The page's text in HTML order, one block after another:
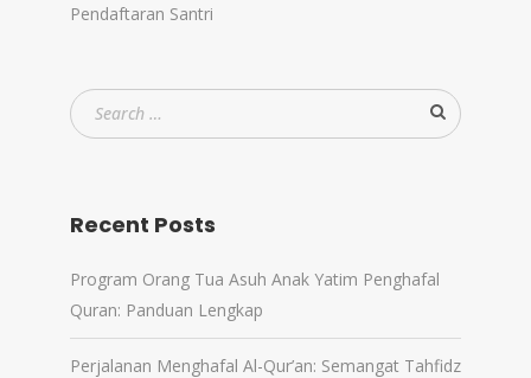
Pendaftaran Santri
Recent Posts
Program Orang Tua Asuh Anak Yatim Penghafal
Quran: Panduan Lengkap
Perjalanan Menghafal Al-Qur’an: Semangat Tahfidz